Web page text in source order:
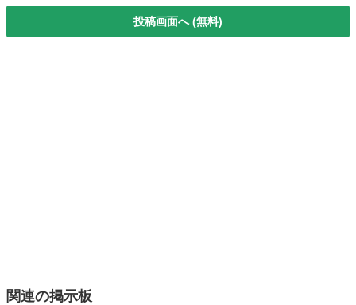
投稿画面へ (無料)
関連の掲示板